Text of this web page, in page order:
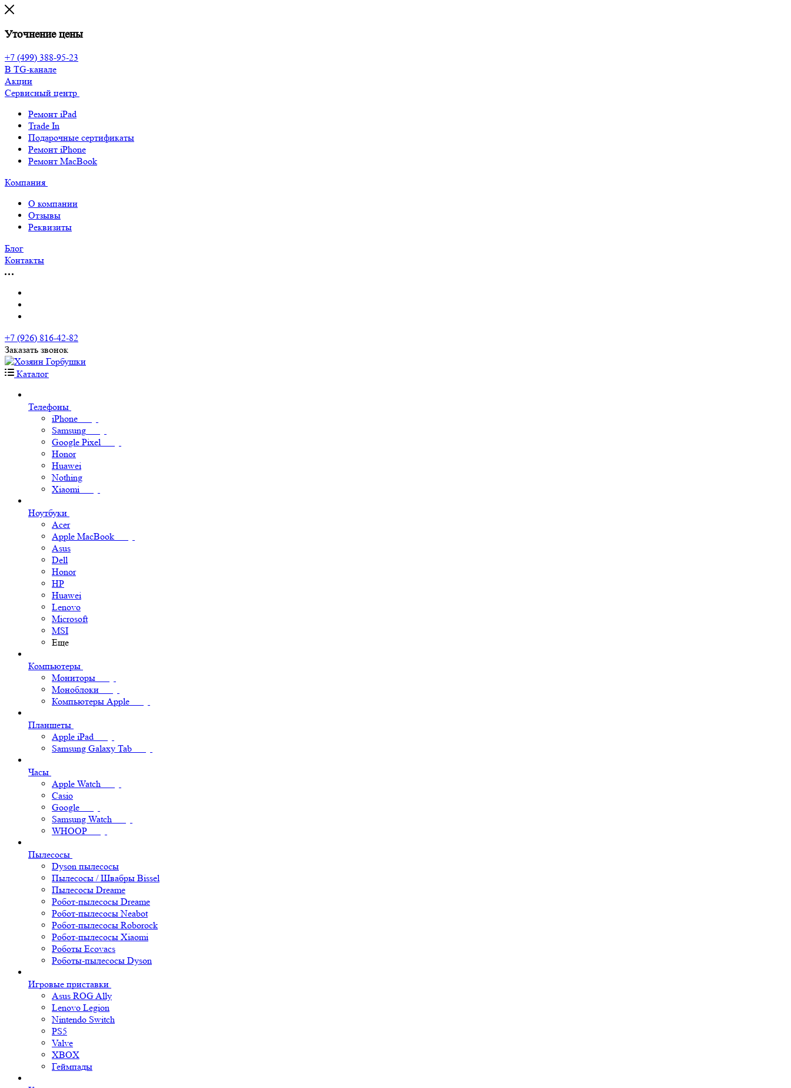
Уточнение цены
+7 (499) 388-95-23
В TG-канале
Акции
Сервисный центр
Ремонт iPad
Trade In
Подарочные сертификаты
Ремонт iPhone
Ремонт MacBook
Компания
О компании
Отзывы
Реквизиты
Блог
Контакты
+7 (926) 816-42-82
Заказать звонок
Каталог
Телефоны
iPhone
Samsung
Google Pixel
Honor
Huawei
Nothing
Xiaomi
Ноутбуки
Acer
Apple MacBook
Asus
Dell
Honor
HP
Huawei
Lenovo
Microsoft
MSI
Еще
Компьютеры
Мониторы
Моноблоки
Компьютеры Apple
Планшеты
Apple iPad
Samsung Galaxy Tab
Часы
Apple Watch
Casio
Google
Samsung Watch
WHOOP
Пылесосы
Dyson пылесосы
Пылесосы / Швабры Bissel
Пылесосы Dreame
Робот-пылесосы Dreame
Робот-пылесосы Neabot
Робот-пылесосы Roborock
Робот-пылесосы Xiaomi
Роботы Ecovacs
Роботы-пылесосы Dyson
Игровые приставки
Asus ROG Ally
Lenovo Legion
Nintendo Switch
PS5
Valve
XBOX
Геймпады